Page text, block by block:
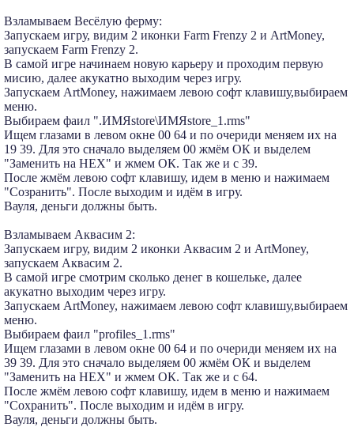
Взламываем Весёлую ферму:
Запускаем игру, видим 2 иконки Farm Frenzy 2 и ArtMoney,
запускаем Farm Frenzy 2.
В самой игре начинаем новую карьеру и проходим первую
мисию, далее акукатно выходим через игру.
Запускаем ArtMoney, нажимаем левою софт клавишу,выбираем
меню.
Выбираем фаил ".ИМЯstore\ИМЯstore_1.rms"
Ищем глазами в левом окне 00 64 и по очериди меняем их на
19 39. Для это сначало выделяем 00 жмём ОК и выделем
"Заменить на HEX" и жмем ОК. Так же и с 39.
После жмём левою софт клавишу, идем в меню и нажимаем
"Созранить". После выходим и идём в игру.
Вауля, деньги должны быть.
Взламываем Аквасим 2:
Запускаем игру, видим 2 иконки Аквасим 2 и ArtMoney,
запускаем Аквасим 2.
В самой игре смотрим сколько денег в кошельке, далее
акукатно выходим через игру.
Запускаем ArtMoney, нажимаем левою софт клавишу,выбираем
меню.
Выбираем фаил "profiles_1.rms"
Ищем глазами в левом окне 00 64 и по очериди меняем их на
39 39. Для это сначало выделяем 00 жмём ОК и выделем
"Заменить на HEX" и жмем ОК. Так же и с 64.
После жмём левою софт клавишу, идем в меню и нажимаем
"Сохранить". После выходим и идём в игру.
Вауля, деньги должны быть.